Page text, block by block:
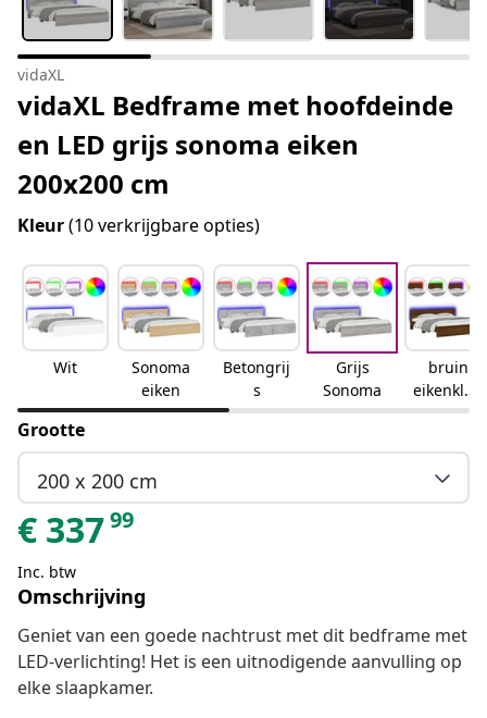
vidaXL
vidaXL Bedframe met hoofdeinde
en LED grijs sonoma eiken
200x200 cm
Kleur(10 verkrijgbare opties)
Wit
Sonoma
eiken
Betongrij
s
Grijs
Sonoma
bruin
eikenkleu
r
Grootte
200 x 200 cm
€ 33799
Inc. btw
Omschrijving
Geniet van een goede nachtrust met dit bedframe met
LED-verlichting! Het is een uitnodigende aanvulling op
elke slaapkamer.